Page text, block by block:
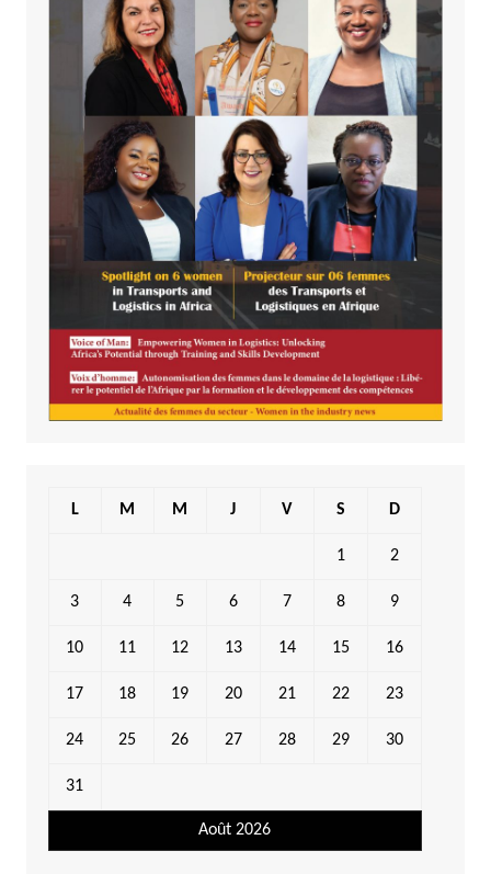
Août 2026
L M M J V S D
1 2
3 4 5 6 7 8 9
10 11 12 13 14 15 16
17 18 19 20 21 22 23
24 25 26 27 28 29 30
31